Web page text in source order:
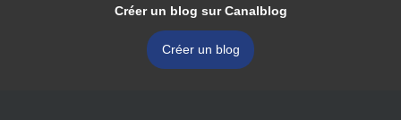
Créer un blog sur Canalblog
Créer un blog